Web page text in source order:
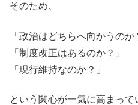
そのため、
「政治はどちらへ向かうのか
「制度改正はあるのか？」
「現行維持なのか？」
という関心が一気に高まって